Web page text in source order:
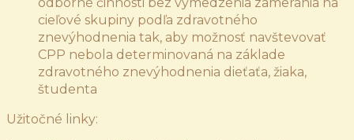
cieľové skupiny podľa zdravotného
znevýhodnenia tak, aby možnosť navštevovať
CPP nebola determinovaná na základe
zdravotného znevýhodnenia dieťaťa, žiaka,
študenta
Užitočné linky: